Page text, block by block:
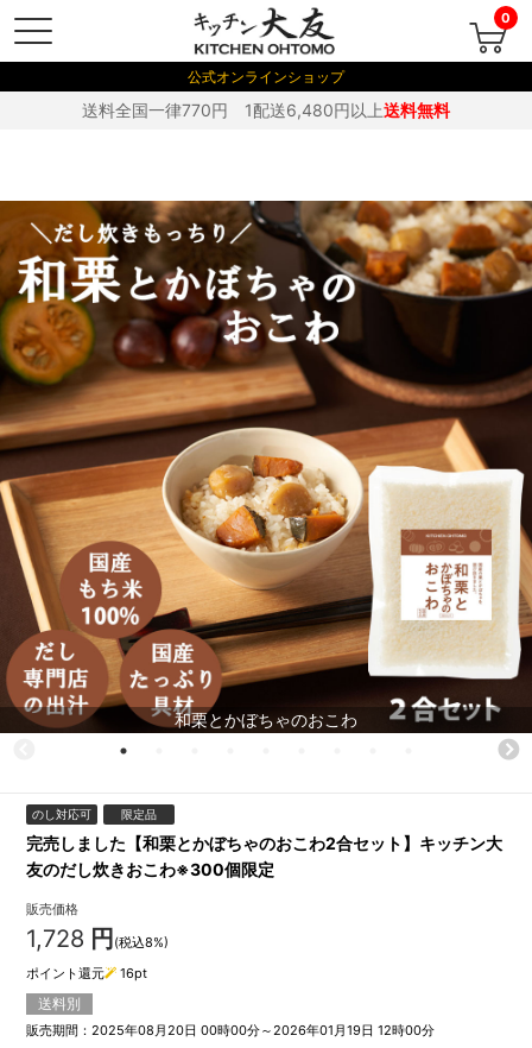
0
公式オンラインショップ
送料全国一律770円 1配送6,480円以上送料無料
和栗とかぼちゃのおこわ
のし対応可 限定品
完売しました【和栗とかぼちゃのおこわ2合セット】キッチン大
友のだし炊きおこわ※300個限定
販売価格
1,728 円 (税込8%)
ポイント還元
16pt
送料別
販売期間：2025年08月20日 00時00分～2026年01月19日 12時00分